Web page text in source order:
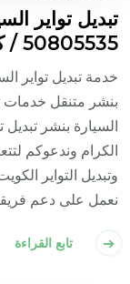
تبديل تواير
50805535‬ / كراج تبديل إطارات سيارات
خدمة تبديل تواير
بنشر متنقل خدمات
السيارة بنشر تبديل
الكرام وندعوكم
وتبديل التواير
نعمل على دعم
تابع القراءة